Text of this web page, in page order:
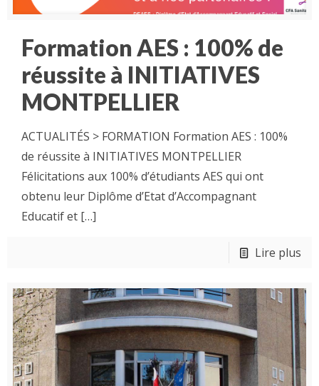
Formation AES : 100% de
réussite à INITIATIVES
MONTPELLIER
ACTUALITÉS > FORMATION Formation AES : 100%
de réussite à INITIATIVES MONTPELLIER
Félicitations aux 100% d’étudiants AES qui ont
obtenu leur Diplôme d’Etat d’Accompagnant
Educatif et […]
Lire plus